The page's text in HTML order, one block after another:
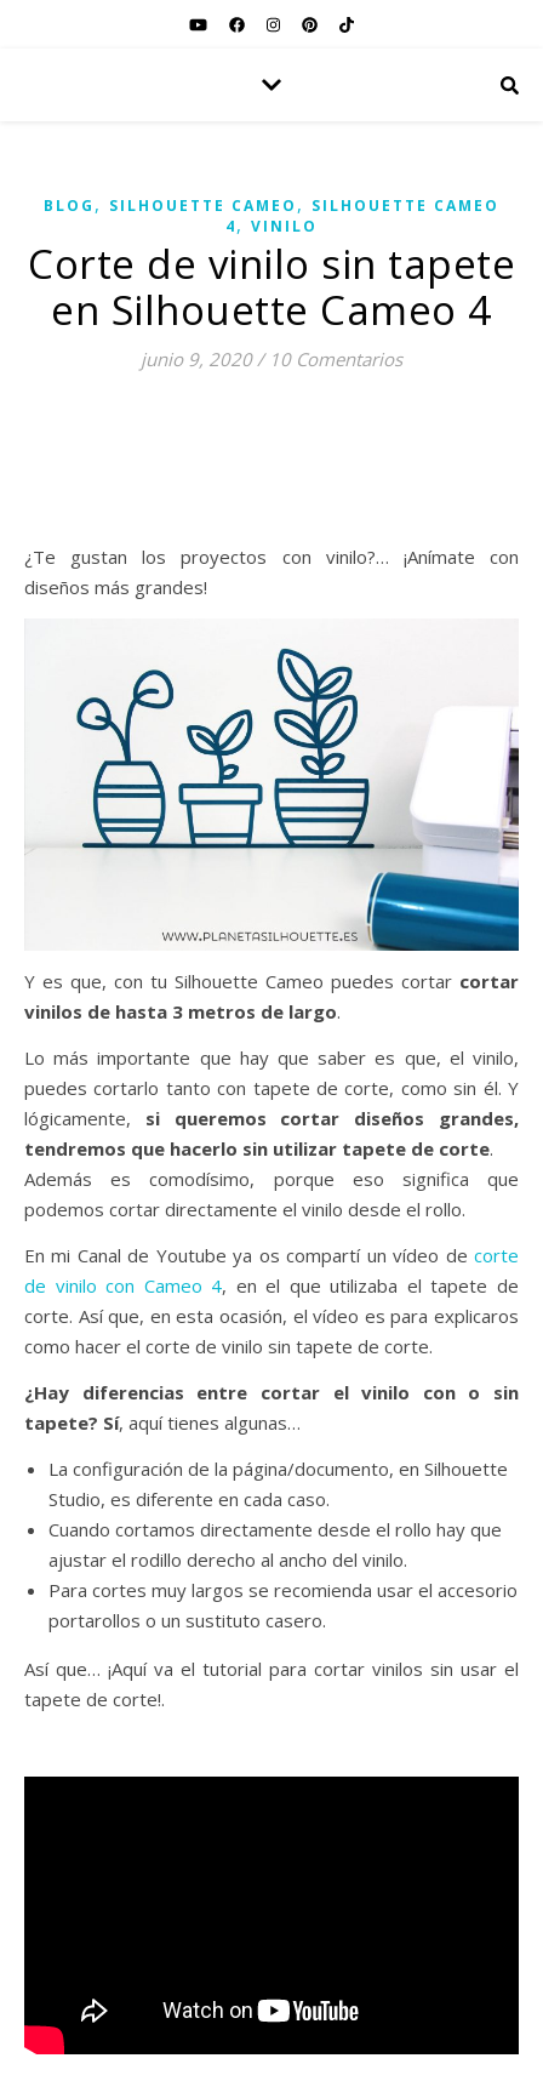
BLOG , SILHOUETTE CAMEO , SILHOUETTE CAMEO
4, VINILO
Corte de vinilo sin tapete
en Silhouette Cameo 4
junio 9, 2020 / 10 Comentarios
¿Te gustan los proyectos con vinilo?… ¡Anímate con
diseños más grandes!
Y es que, con tu Silhouette Cameo puedes cortar cortar
vinilos de hasta 3 metros de largo.
Lo más importante que hay que saber es que, el vinilo,
puedes cortarlo tanto con tapete de corte, como sin él. Y
lógicamente, si queremos cortar diseños grandes,
tendremos que hacerlo sin utilizar tapete de corte.
Además es comodísimo, porque eso significa que
podemos cortar directamente el vinilo desde el rollo.
En mi Canal de Youtube ya os compartí un vídeo de corte
de vinilo con Cameo 4, en el que utilizaba el tapete de
corte. Así que, en esta ocasión, el vídeo es para explicaros
como hacer el corte de vinilo sin tapete de corte.
¿Hay diferencias entre cortar el vinilo con o sin
tapete? Sí, aquí tienes algunas…
La configuración de la página/documento, en Silhouette
Studio, es diferente en cada caso.
Cuando cortamos directamente desde el rollo hay que
ajustar el rodillo derecho al ancho del vinilo.
Para cortes muy largos se recomienda usar el accesorio
portarollos o un sustituto casero.
Así que… ¡Aquí va el tutorial para cortar vinilos sin usar el
tapete de corte!.